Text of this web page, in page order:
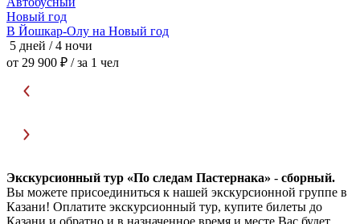
Новый год
В Йошкар-Олу на Новый год
5 дней / 4 ночи
от 29 900 ₽ / за 1 чел
Экскурсионный тур «По следам Пастернака» - сборный.
Вы можете присоединиться к нашей экскурсионной группе в
Казани! Оплатите экскурсионный тур, купите билеты до
Казани и обратно и в назначенное время и месте Вас будет